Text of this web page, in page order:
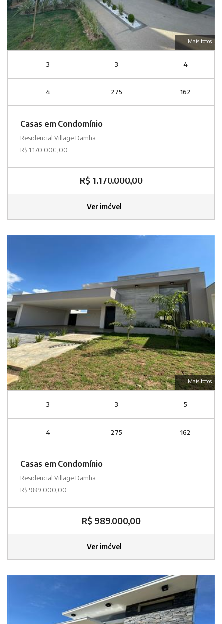
Mais fotos
3 3 4
4 275 162
Casas em Condomínio
Residencial Village Damha
R$ 1.170.000,00
R$ 1.170.000,00
Ver imóvel
Mais fotos
3 3 5
4 275 162
Casas em Condomínio
Residencial Village Damha
R$ 989.000,00
R$ 989.000,00
Ver imóvel